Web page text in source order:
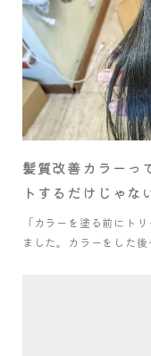
髪質改善カラーっ
トするだけじゃな
「カラーを塗る前にト
ました。カラーをした